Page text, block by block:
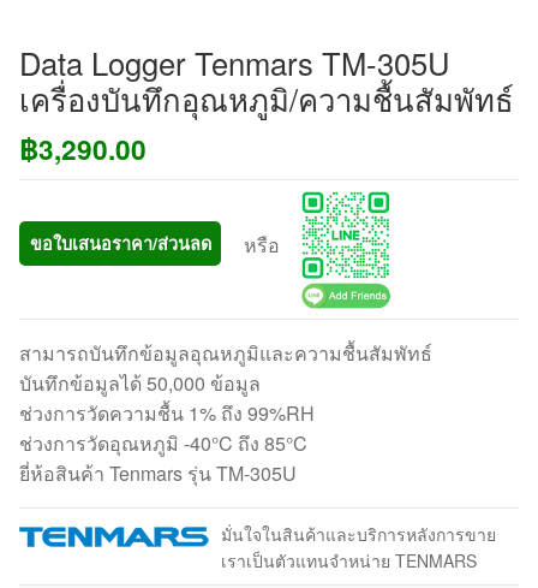
Data Logger Tenmars TM-305U
เครื่องบันทึกอุณหภูมิ/ความชื้นสัมพัทธ์
฿3,290.00
ขอใบเสนอราคา/ส่วนลด หรือ
สามารถบันทึกข้อมูลอุณหภูมิและความชื้นสัมพัทธ์
บันทึกข้อมูลได้ 50,000 ข้อมูล
ช่วงการวัดความชื้น 1% ถึง 99%RH
ช่วงการวัดอุณหภูมิ -40°C ถึง 85°C
ยี่ห้อสินค้า Tenmars รุ่น TM-305U
มั่นใจในสินค้าและบริการหลังการขาย
เราเป็นตัวแทนจำหน่าย TENMARS